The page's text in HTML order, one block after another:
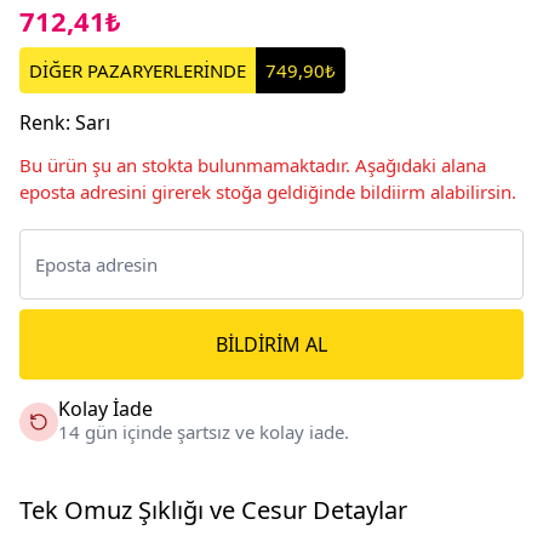
712,41₺
DİĞER PAZARYERLERİNDE 749,90₺
Renk: Sarı
Bu ürün şu an stokta bulunmamaktadır. Aşağıdaki alana
eposta adresini girerek stoğa geldiğinde bildiirm alabilirsin.
BILDIRIM AL
Kolay İade
14 gün içinde şartsız ve kolay iade.
Tek Omuz Şıklığı ve Cesur Detaylar